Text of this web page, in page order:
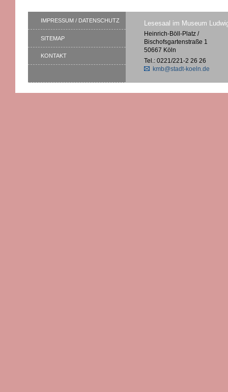
IMPRESSUM / DATENSCHUTZ
SITEMAP
KONTAKT
Lesesaal im Museum
Heinrich-Böll-Platz /
Bischofsgartenstraße 1
50667 Köln
Tel.: 0221/221-2 26 26
kmb@stadt-koeln.de